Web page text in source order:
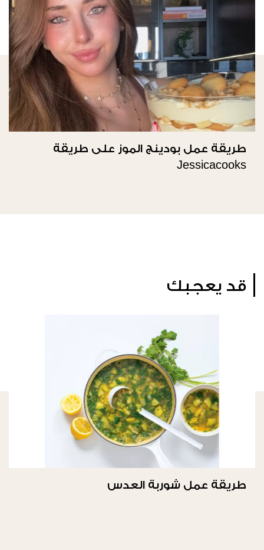
طريقة عمل بودينج الموز على طريقة
Jessicacooks
قد يعجبك
طريقة عمل شوربة العدس